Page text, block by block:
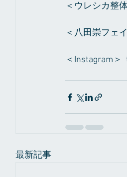
＜ウレシカ整
＜八田崇フェ
＜Instagram＞
最新記事